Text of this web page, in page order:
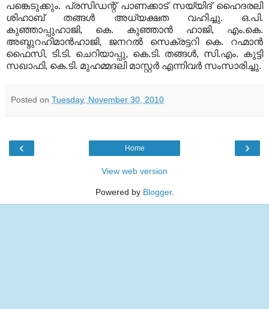
പങ്കെടുക്കും. പ്രസിഡന്റ് പാണക്കാട് സയ്യിദ് ഹൈദരലി
ശിഹാബ് തങ്ങള്‍ അധ്യക്ഷത വഹിച്ചു. ഒ.പി.
കുഞ്ഞാപ്പുഹാജി, കെ. കുഞ്ഞാന്‍ ഹാജി, എം.കെ.
അബ്ദുറഹിമാന്‍ഹാജി, ജനറല്‍ സെക്രട്ടറി കെ. റഹ്മാന്‍
ഫൈസി, ടി.ടി. ചെറിയാപ്പു, കെ.ടി. തങ്ങള്‍, സി.എം. കുട്ടി
സഖാഫി, കെ.ടി. മുഹമ്മദലി മാസ്റ്റര്‍ എന്നിവര്‍ സംസാരിച്ചു.
Posted on Tuesday, November 30, 2010
‹ ›
Home
View web version
Powered by Blogger.